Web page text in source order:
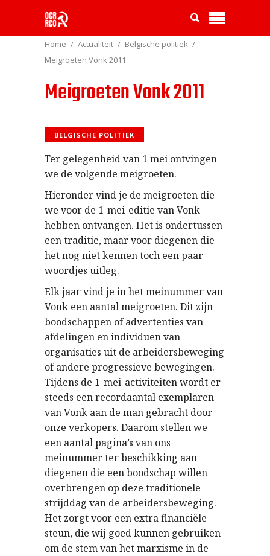
Home Actualiteit
Belgische politiek
Meigroeten Vonk 2011
Meigroeten Vonk 2011
BELGISCHE POLITIEK
Ter gelegenheid van 1 mei ontvingen
we de volgende meigroeten.
Hieronder vind je de meigroeten die
we voor de 1-mei-editie van Vonk
hebben ontvangen. Het is ondertussen
een traditie, maar voor diegenen die
het nog niet kennen toch een paar
woordjes uitleg.
Elk jaar vind je in het meinummer van
Vonk een aantal meigroeten. Dit zijn
boodschappen of advertenties van
afdelingen en individuen van
organisaties uit de arbeidersbeweging
of andere progressieve bewegingen.
Tijdens de 1-mei-activiteiten wordt er
steeds een recordaantal exemplaren
van Vonk aan de man gebracht door
onze verkopers. Daarom stellen we
een aantal pagina’s van ons
meinummer ter beschikking aan
diegenen die een boodschap willen
overbrengen op deze traditionele
strijddag van de arbeidersbeweging.
Het zorgt voor een extra financiële
steun, die wij goed kunnen gebruiken
om de stem van het marxisme in de